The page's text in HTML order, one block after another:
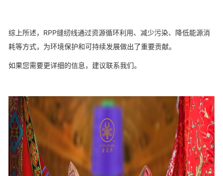
综上所述，RPP缝纫线通过资源循环利用、减少污染、降低能源消
耗等方式，为环境保护和可持续发展做出了重要贡献。
如果您需要更详细的信息，建议联系我们。